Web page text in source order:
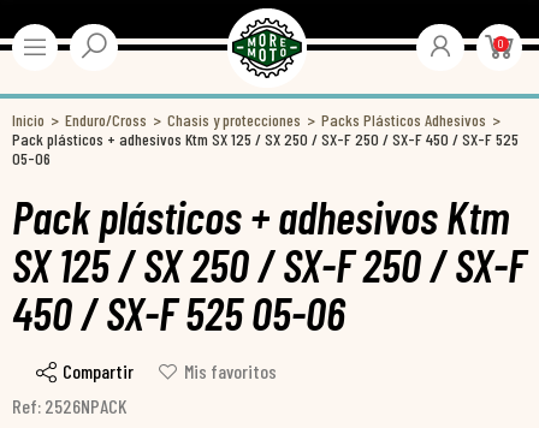
0
Inicio Enduro/Cross Chasis y protecciones
Packs Plásticos Adhesivos
Pack plásticos + adhesivos Ktm SX 125 / SX 250 / SX-F 250 / SX-F 450 / SX-F 525
05-06
Pack plásticos + adhesivos Ktm
SX 125 / SX 250 / SX-F 250 / SX-F
450 / SX-F 525 05-06
Compartir
Mis favoritos
Ref: 2526NPACK